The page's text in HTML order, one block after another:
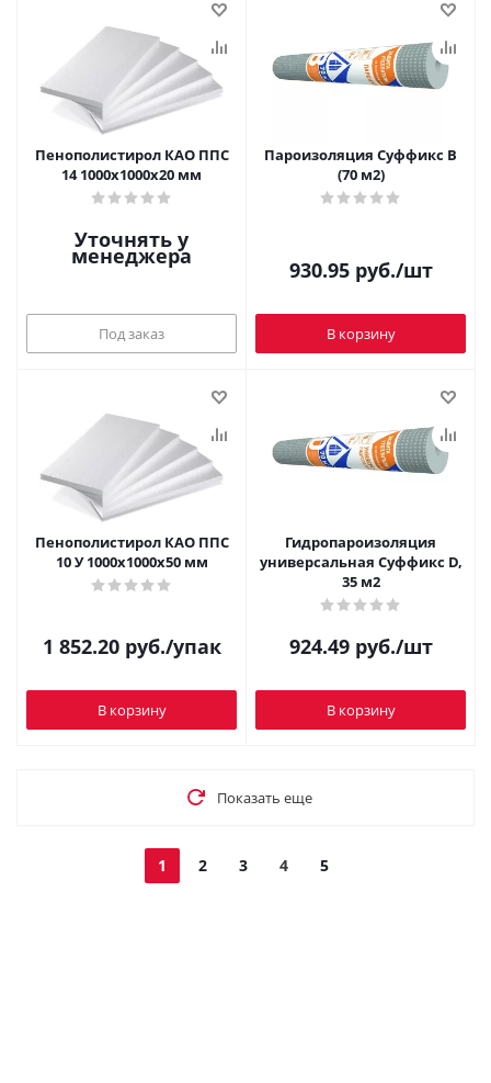
Пенополистирол КАО ППС
14 1000х1000х20 мм
Уточнять у
менеджера
Под заказ
Пароизоляция Суффикс В
(70 м2)
930.95руб./шт
В корзину
Пенополистирол КАО ППС
10 У 1000х1000х50 мм
1 852.20руб./упак
В корзину
Гидропароизоляция
универсальная Суффикс D,
35 м2
924.49руб./шт
В корзину
Показать еще
1 2 3 4 5